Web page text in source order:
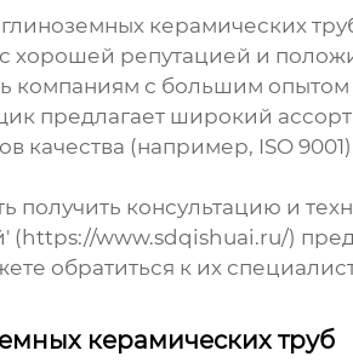
глиноземных керамических
хорошей репутацией и
компаниям с большим опытом
предлагает широкий
качества (например, ISO
получить консультацию и
(https://www.sdqishuai.ru/)
обратиться к их
керамических труб